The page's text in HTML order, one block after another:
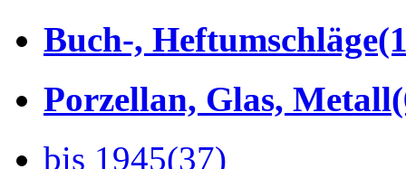
Buch-, Heftumschläge
Porzellan, Glas, Metall
bis 1945(37)